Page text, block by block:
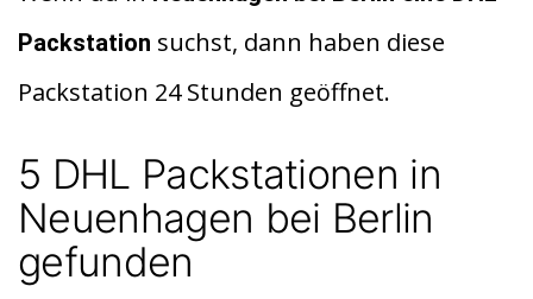
di
t
s
A
p
p
n
Packstation suchst, dann haben diese
Packstation 24 Stunden geöffnet.
5 DHL Packstationen in
Neuenhagen bei Berlin
gefunden